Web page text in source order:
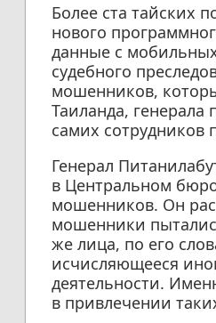
Более ста тайских
нового
данные с
судебного
мошенников,
Таиланда,
самих сотрудников
Генерал
в Центральном
мошенников. Он
мошенники
же лица, по его
исчисляющееся
деятельности.
в привлечении